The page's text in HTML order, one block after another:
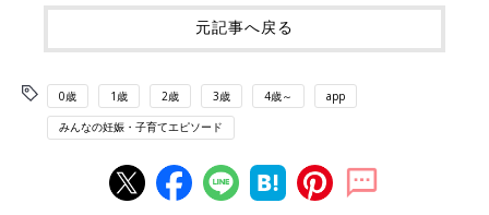
元記事へ戻る
0歳 1歳 2歳 3歳 4歳～ app
みんなの妊娠・子育てエピソード